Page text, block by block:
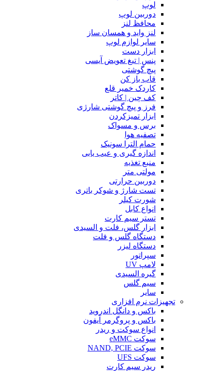
لوپ
دوربین لوپ
محافظ لنز
لنز واید و همسان ساز
سایر لوازم لوپ
ابزار دست
پنس | تیغ تعویض آیسی
پیچ گوشتی
قاب باز کن
کاردک خمیر قلع
کف چین | کاتر
فرز و پیچ گوشتی شارژی
ابزار تمیزکردن
برس و مسواک
تصفیه هوا
حمام الترا سونیک
اندازه گیری و عیب یابی
منبع تغذیه
مولتی متر
دوربین حرارتی
تست شارژ و شوکر باتری
شورت کیلر
انواع کابل
تستر سیم کارت
ابزار گلس، فلت و السیدی
دستگاه گلس و فلت
دستگاه لیزر
سپراتور
لامپ UV
گیره السیدی
سیم گلس
سایر
تجهیزات نرم افزاری
باکس و دانگل اندروید
باکس و پروگرمر آیفون
انواع سوکت و ریدر
سوکت eMMC
سوکت NAND, PCIE
سوکت UFS
ریدر سیم کارت